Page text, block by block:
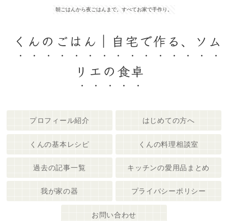
朝ごはんから夜ごはんまで。すべてお家で手作り。
くんのごはん｜自宅で作る、ソム
リエの食卓
プロフィール紹介 はじめての方へ
くんの基本レシピ くんの料理相談室
過去の記事一覧 キッチンの愛用品まとめ
我が家の器 プライバシーポリシー
お問い合わせ